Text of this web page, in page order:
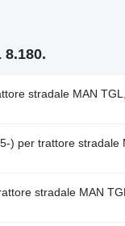
stradale MAN
) per trattore stradale
stradale MAN